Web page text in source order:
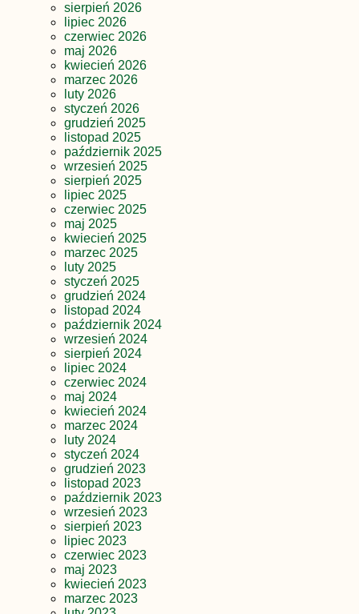
sierpień 2026
lipiec 2026
czerwiec 2026
maj 2026
kwiecień 2026
marzec 2026
luty 2026
styczeń 2026
grudzień 2025
listopad 2025
październik 2025
wrzesień 2025
sierpień 2025
lipiec 2025
czerwiec 2025
maj 2025
kwiecień 2025
marzec 2025
luty 2025
styczeń 2025
grudzień 2024
listopad 2024
październik 2024
wrzesień 2024
sierpień 2024
lipiec 2024
czerwiec 2024
maj 2024
kwiecień 2024
marzec 2024
luty 2024
styczeń 2024
grudzień 2023
listopad 2023
październik 2023
wrzesień 2023
sierpień 2023
lipiec 2023
czerwiec 2023
maj 2023
kwiecień 2023
marzec 2023